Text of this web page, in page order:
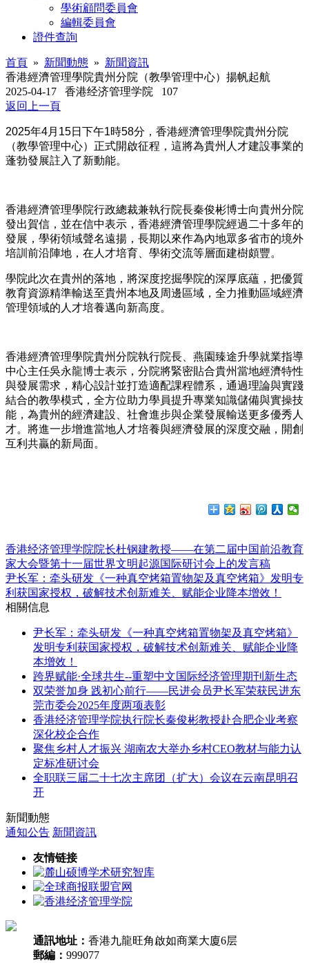
學術顧問委員會
編輯委員會
證件查詢
首頁 » 新聞動態 » 新聞資訊
香港經濟管理學院貴州分院（教學管理中心）揚帆起航
2025-04-17 香港经济管理学院 107
返回上一頁
2025年4月 15日下午1時58分，香港經濟管理學院貴州分院
（教學管理中心）正式開啟征程，這將為貴州人才建設事業的
蓬勃發展註入了新動能。
香港經濟管理學院行政總裁兼執行院長秦俊彬博士向貴州分院
發出賀信，並在信中表示，香港經濟管理學院經過二十多年的
發展，學術領域聲名遠揚，長期以來作為內地眾多省市的境外
培訓前沿陣地，在人才培育、學術交流等層面建樹頗豐。
學院此次在貴州的落地，將深度挖掘學院的深厚底蘊，把優質
教育資源精準輸送至貴州本地及周邊區域，全力推動區域經濟
管理領域的人才培養邁向新高度。
香港經濟管理學院貴州分院執行院長、燕園臻途升學就業指導
中心主任吳永龍博士表示，分院將緊密貼合貴州當地經濟特性
與發展需求，精心設計並打造適配課程體系，通過理論與實踐
結合的教學模式，全方位助力學員提升專業知識儲備與實操技
能，為貴州的經濟建設、社會進步與企業發展輸送更多優秀人
才。將進一步增進當地人才培養與經濟發展的深度交融，開創
互利共贏的新局面。
香港经济管理学院院长杜钢建教授——在第二届中国前沿教育
家大会暨第十一届世界文明起源国际研讨会上的发言稿
尹长军：牵头研发《一种真空烤箱置物架及真空烤箱》发明专
利获国家授权，破解技术创新难关、赋能企业降本增效！
相關信息
尹长军：牵头研发《一种真空烤箱置物架及真空烤箱》
发明专利获国家授权，破解技术创新难关、赋能企业降
本增效！
跨界赋能·全球共生--重塑中文国际经济管理期刊新生态
双荣誉加身 践初心前行——民进会员尹长军荣获民进东
莞市委会2025年度两项表彰
香港经济管理学院执行院长秦俊彬教授赴合肥企业考察
深化校企合作
聚焦乡村人才振兴 湖南农大举办乡村CEO教材与能力认
定标准研讨会
全职联三届二十七次主席团（扩大）会议在云南昆明召
开
新聞動態
通知公告 新聞資訊
友情链接
通訊地址： 香港九龍旺角啟如商業大廈6层
郵編： 999077